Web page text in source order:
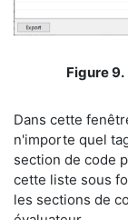
​Figure 9.
​Dans cette
n'importe quel
section de code
cette liste sous
les sections de